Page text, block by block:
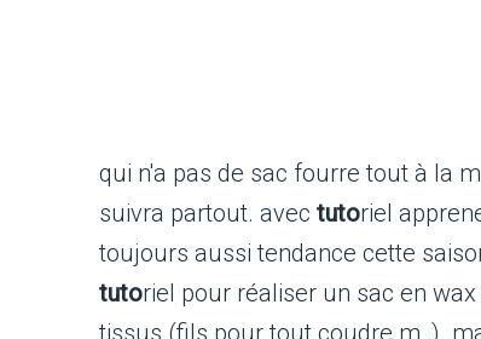
qui n'a pas de sac fourre tout à la
suivra partout. avec tutoriel
toujours aussi tendance cette
tutoriel pour réaliser un sac en
tissus (fils pour tout coudre m ,)